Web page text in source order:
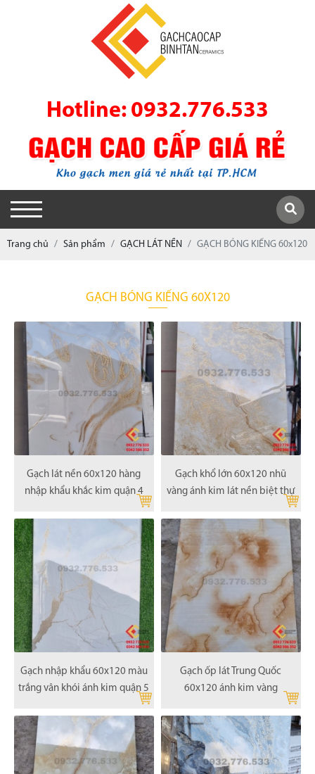
Hotline: 0932.776.533
Trang chủ Sản phẩm GẠCH LÁT NỀN GẠCH BÓNG KIẾNG 60x120
GẠCH BÓNG KIẾNG 60X120
Gạch lát nền 60x120 hàng
nhập khẩu khắc kim quận 4
Gạch khổ lớn 60x120 nhũ
vàng ánh kim lát nền biệt thự
Gạch nhập khẩu 60x120 màu
trắng vân khói ánh kim quận 5
Gạch ốp lát Trung Quốc
60x120 ánh kim vàng